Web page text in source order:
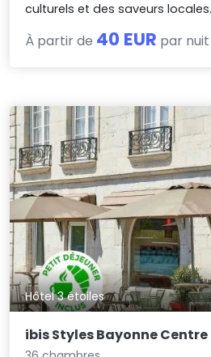
culturels et des saveurs locales.
À partir de 40 EUR par nuit
Hôtel 3 étoiles
ibis Styles Bayonne Centre